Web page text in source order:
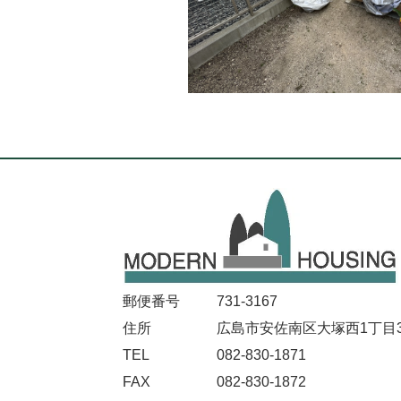
郵便番号
731-3167
住所
広島市安佐南区大塚西1丁目
TEL
082-830-1871
FAX
082-830-1872